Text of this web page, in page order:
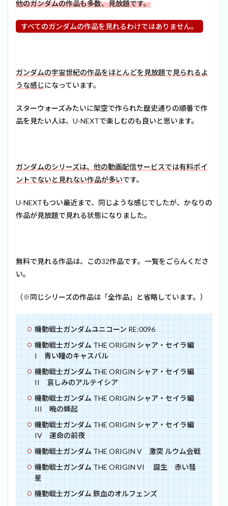
他のガンダムの作品も多数、見放題です。
すべてのガンダムの作品を見れるわけではありません。
ガンダムの宇宙世紀の作品をほとんどを見放題で見られるよ
うな感じになっています。
スターウォーズみたいに架空で作られた歴史通りの順番で作
品を見たい人は、U-NEXTで楽しむのも良いと思います。
ガンダムのシリーズは、他の動画配信サービスでは有料ポイ
ントでないと見れない作品が多いです。
U-NEXTもつい最近まで、同じような感じでしたが、かなりの
作品が見放題で見れる状態になりました。
無料で見れる作品は、この32作品です。一覧をごらんくださ
い。
（※同じシリーズの作品は「全作品」と省略しています。）
機動戦士ガンダムユニコーン RE:0096
機動戦士ガンダム THE ORIGIN シャア・セイラ編
I 青い瞳のキャスバル
機動戦士ガンダム THE ORIGIN シャア・セイラ編
II 哀しみのアルテイシア
機動戦士ガンダム THE ORIGIN シャア・セイラ編
III 暁の蜂起
機動戦士ガンダム THE ORIGIN シャア・セイラ編
IV 運命の前夜
機動戦士ガンダム THE ORIGIN V 激突 ルウム会戦
機動戦士ガンダム THE ORIGIN VI 誕生 赤い彗
星
機動戦士ガンダム 鉄血のオルフェンズ